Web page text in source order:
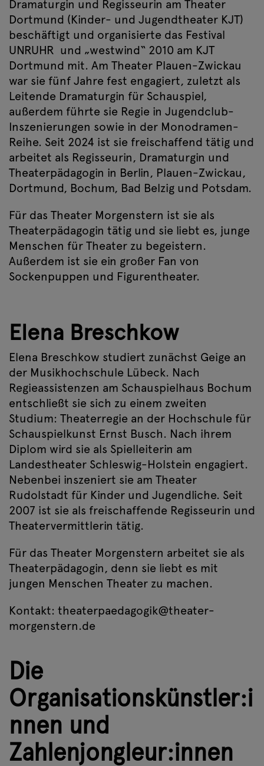
Dramaturgin und Regisseurin am Theater
Dortmund (Kinder- und Jugendtheater KJT)
beschäftigt und organisierte das Festival
UNRUHR und „westwind“ 2010 am KJT
Dortmund mit. Am Theater Plauen-Zwickau
war sie fünf Jahre fest engagiert, zuletzt als
Leitende Dramaturgin für Schauspiel,
außerdem führte sie Regie in Jugendclub-
Inszenierungen sowie in der Monodramen-
Reihe. Seit 2024 ist sie freischaffend tätig und
arbeitet als Regisseurin, Dramaturgin und
Theaterpädagogin in Berlin, Plauen-Zwickau,
Dortmund, Bochum, Bad Belzig und Potsdam.
Für das Theater Morgenstern ist sie als
Theaterpädagogin tätig und sie liebt es, junge
Menschen für Theater zu begeistern.
Außerdem ist sie ein großer Fan von
Sockenpuppen und Figurentheater.
Elena Breschkow
Elena Breschkow studiert zunächst Geige an
der Musikhochschule Lübeck. Nach
Regieassistenzen am Schauspielhaus Bochum
entschließt sie sich zu einem zweiten
Studium: Theaterregie an der Hochschule für
Schauspielkunst Ernst Busch. Nach ihrem
Diplom wird sie als Spielleiterin am
Landestheater Schleswig-Holstein engagiert.
Nebenbei inszeniert sie am Theater
Rudolstadt für Kinder und Jugendliche. Seit
2007 ist sie als freischaffende Regisseurin und
Theatervermittlerin tätig.
Für das Theater Morgenstern arbeitet sie als
Theaterpädagogin, denn sie liebt es mit
jungen Menschen Theater zu machen.
Kontakt: theaterpaedagogik@theater-
morgenstern.de
Die
Organisationskünstler:i
nnen und
Zahlenjongleur:innen